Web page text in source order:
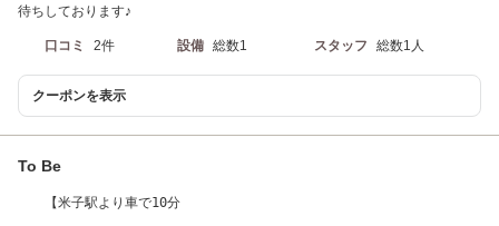
待ちしております♪
口コミ 2件 設備 総数1 スタッフ 総数1人
クーポンを表示
To Be
【米子駅より車で10分